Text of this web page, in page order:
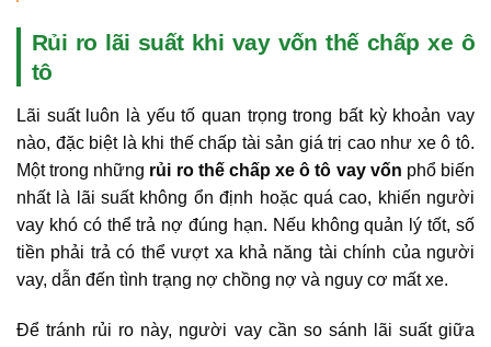
Rủi ro lãi suất khi vay vốn thế chấp xe ô
tô
Lãi suất luôn là yếu tố quan trọng trong bất kỳ khoản vay
nào, đặc biệt là khi thế chấp tài sản giá trị cao như xe ô tô.
Một trong những rủi ro thế chấp xe ô tô vay vốn phổ biến
nhất là lãi suất không ổn định hoặc quá cao, khiến người
vay khó có thể trả nợ đúng hạn. Nếu không quản lý tốt, số
tiền phải trả có thể vượt xa khả năng tài chính của người
vay, dẫn đến tình trạng nợ chồng nợ và nguy cơ mất xe.
Để tránh rủi ro này, người vay cần so sánh lãi suất giữa